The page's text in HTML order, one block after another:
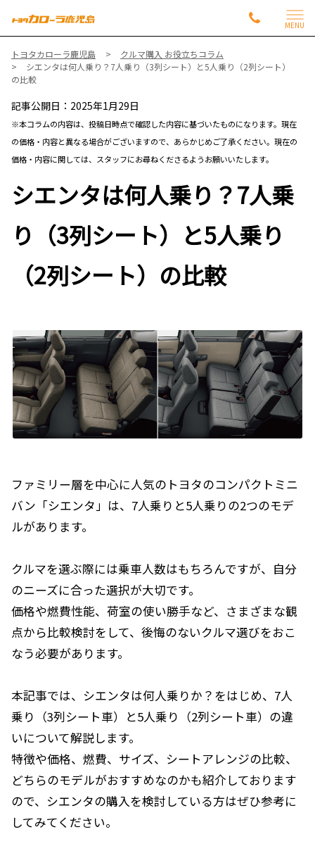
MENU
トヨタカローラ鹿児島
クルマ購入 お役立ちコラム
シエンタは何人乗り？7人乗り（3列シート）と5人乗り（2列シート）
の比較
記事公開日：2025年1月29日
※本コラムの内容は、投稿日時点で確認した内容に基づいたものになります。現在
の価格・内容と異なる場合がございますので、あらかじめご了承ください。現在の
価格・内容に関しては、スタッフにお尋ねくださるようお願いいたします。
シエンタは何人乗り？7人乗
り（3列シート）と5人乗り
（2列シート）の比較
ファミリー層を中心に人気のトヨタのコンパクトミニ
バン「シエンタ」は、7人乗りと5人乗りの2つのモデ
ルがあります。
クルマを選ぶ際には乗車人数はもちろんですが、自分
のニーズに合った選択が大切です。
価格や燃費性能、荷室の使い勝手など、さまざまな観
点から比較検討をして、後悔のないクルマ選びをおこ
なう必要があります。
本記事では、シエンタは何人乗りか？をはじめ、7人
乗り（3列シート車）と5人乗り（2列シート車）の違
いについて解説します。
特徴や価格、燃費、サイズ、シートアレンジの比較、
どちらのモデルがおすすめなのかも紹介しております
ので、シエンタの購入を検討している方はぜひ参考に
してみてください。